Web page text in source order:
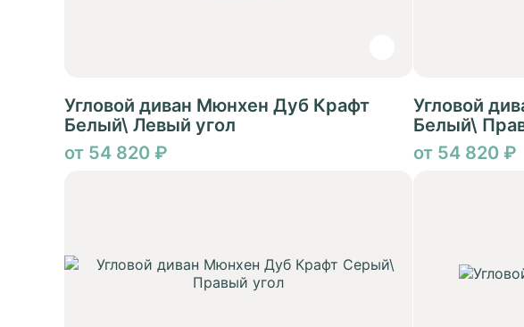
Угловой диван Мюнхен Дуб Крафт
Белый\ Левый угол
от 54 820 ₽
Угловой
Белый\
от 54 820 ₽